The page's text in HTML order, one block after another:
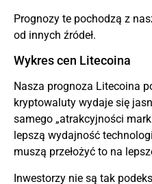
Prognozy te pochodzą z
od innych źródeł.
Wykres cen Litecoina
Nasza prognoza Litecoina
kryptowaluty wydaje się
samego „atrakcyjności
lepszą wydajność
muszą przełożyć to na
Inwestorzy nie są tak